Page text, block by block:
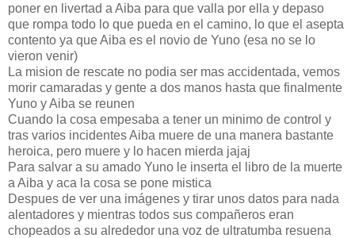
poner en livertad a Aiba para que valla por ella y depaso
que rompa todo lo que pueda en el camino, lo que el asepta
contento ya que Aiba es el novio de Yuno (esa no se lo
vieron venir)
La mision de rescate no podia ser mas accidentada, vemos
morir camaradas y gente a dos manos hasta que finalmente
Yuno y Aiba se reunen
Cuando la cosa empesaba a tener un minimo de control y
tras varios incidentes Aiba muere de una manera bastante
heroica, pero muere y lo hacen mierda jajaj
Para salvar a su amado Yuno le inserta el libro de la muerte
a Aiba y aca la cosa se pone mistica
Despues de ver una imágenes y tirar unos datos para nada
alentadores y mientras todos sus compañeros eran
chopeados a su alrededor una voz de ultratumba resuena